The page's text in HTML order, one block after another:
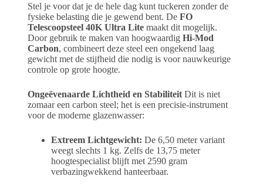
Stel je voor dat je de hele dag kunt tuckeren zonder de
fysieke belasting die je gewend bent. De FO
Telescoopsteel 40K Ultra Litemaakt dit mogelijk.
Door gebruik te maken van hoogwaardig Hi-Mod
Carbon, combineert deze steel een ongekend laag
gewicht met de stijfheid die nodig is voor nauwkeurige
controle op grote hoogte.
Ongeëvenaarde Lichtheid en StabiliteitDit is niet
zomaar een carbon steel; het is een precisie-instrument
voor de moderne glazenwasser:
Extreem Lichtgewicht: De 6,50 meter variant
weegt slechts 1 kg. Zelfs de 13,75 meter
hoogtespecialist blijft met 2590 gram
verbazingwekkend hanteerbaar.